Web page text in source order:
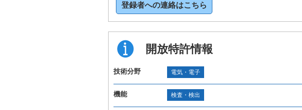
登録者への連絡はこちら
開放特許情報
技術分野 電気・電子
機能 検査・検出